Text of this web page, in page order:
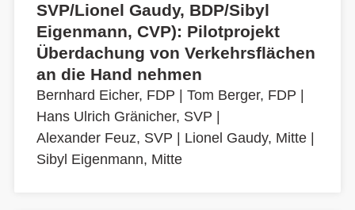
SVP/Lionel Gaudy, BDP/Sibyl
Eigenmann, CVP): Pilotprojekt
Überdachung von Verkehrsflächen
an die Hand nehmen
Bernhard Eicher, FDP Tom Berger, FDP
Hans Ulrich Gränicher, SVP
Alexander Feuz, SVP
Lionel Gaudy, Mitte
Sibyl Eigenmann, Mitte